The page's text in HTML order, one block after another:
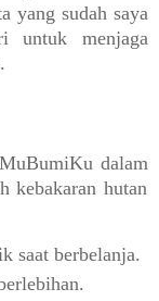
yang sudah saya
untuk menjaga
dalam
kebakaran hutan
saat berbelanja.